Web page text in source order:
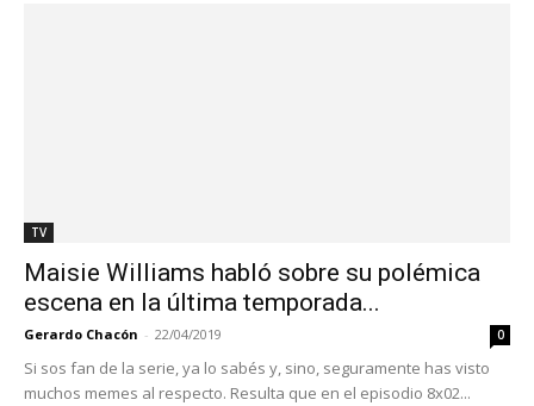
TV
Maisie Williams habló sobre su polémica
escena en la última temporada...
Gerardo Chacón - 22/04/2019 0
Si sos fan de la serie, ya lo sabés y, sino, seguramente has visto
muchos memes al respecto. Resulta que en el episodio 8x02...